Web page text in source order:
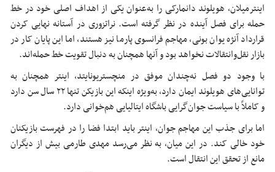
اینترمیلان، هویلوند دانمارکی را به‌عنوان یکی از اهداف اصلی خود در خط
حمله برای فصل آینده در نظر گرفته است. نراتزوری در آستانه نهایی کردن
قرارداد آنژه یوان بونی، مهاجم فرانسوی پارما نیز هستند، اما این پایان کار در
بازار نقل‌وانتقالات نخواهد بود و آنها همچنان به دنبال تقویت خط حمله‌اند.
با وجود دو فصل نه‌چندان موفق در منچستریونایتد، اینتر همچنان به
توانایی‌های هویلوند ایمان دارد، به‌ویژه اینکه این بازیکن تنها ۲۲ سال سن دارد
و کاملاً با سیاست جوان‌گرایی باشگاه ایتالیایی هم‌خوانی دارد.
اما برای جذب این مهاجم جوان، اینتر باید ابتدا فضا را در فهرست بازیکنان
خود خالی کند. در این میان، به نظر می‌رسد مهدی طارمی بیش از دیگران
مانع از تحقق این انتقال است.